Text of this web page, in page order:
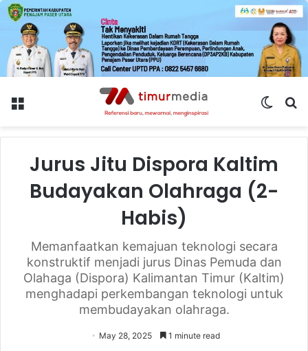
Menu
Switch
Jurus Jitu Dispora Kaltim
Budayakan Olahraga (2-
Habis)
Memanfaatkan kemajuan teknologi secara
konstruktif menjadi jurus Dinas Pemuda dan
Olahaga (Dispora) Kalimantan Timur (Kaltim)
menghadapi perkembangan teknologi untuk
membudayakan olahraga.
May 28, 2025 1 minute read